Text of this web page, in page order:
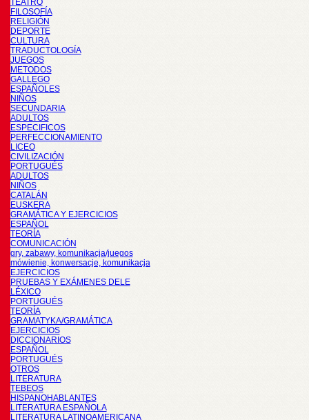
TEATRO
FILOSOFÍA
RELIGIÓN
DEPORTE
CULTURA
TRADUCTOLOGÍA
JUEGOS
METODOS
GALLEGO
ESPAÑOLES
NIÑOS
SECUNDARIA
ADULTOS
ESPECIFICOS
PERFECCIONAMIENTO
LICEO
CIVILIZACIÓN
PORTUGUÉS
ADULTOS
NIÑOS
CATALÁN
EUSKERA
GRAMÁTICA Y EJERCICIOS
ESPAÑOL
TEORÍA
COMUNICACIÓN
gry, zabawy, komunikacja/juegos
mówienie, konwersacje, komunikacja
EJERCICIOS
PRUEBAS Y EXÁMENES DELE
LÉXICO
PORTUGUÉS
TEORÍA
GRAMATYKA/GRAMÁTICA
EJERCICIOS
DICCIONARIOS
ESPAÑOL
PORTUGUÉS
OTROS
LITERATURA
TEBEOS
HISPANOHABLANTES
LITERATURA ESPAÑOLA
LITERATURA LATINOAMERICANA